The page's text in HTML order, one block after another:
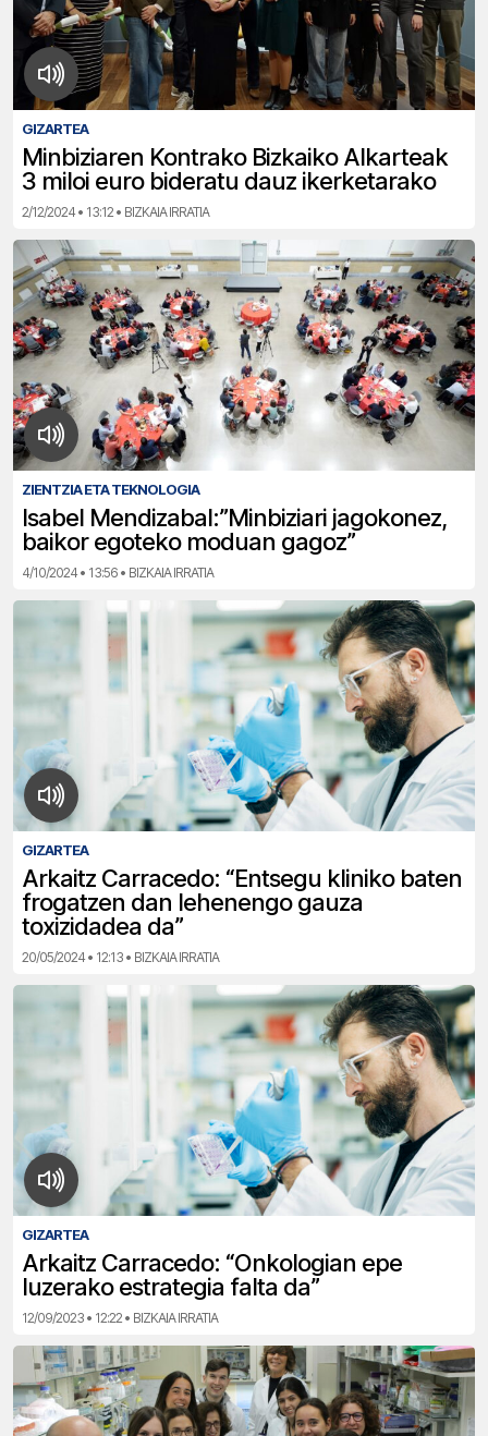
GIZARTEA
Minbiziaren Kontrako Bizkaiko Alkarteak
3 miloi euro bideratu dauz ikerketarako
2/12/2024 • 13:12 • BIZKAIA IRRATIA
ZIENTZIA ETA TEKNOLOGIA
Isabel Mendizabal:”Minbiziari jagokonez,
baikor egoteko moduan gagoz”
4/10/2024 • 13:56 • BIZKAIA IRRATIA
GIZARTEA
Arkaitz Carracedo: “Entsegu kliniko baten
frogatzen dan lehenengo gauza
toxizidadea da”
20/05/2024 • 12:13 • BIZKAIA IRRATIA
GIZARTEA
Arkaitz Carracedo: “Onkologian epe
luzerako estrategia falta da”
12/09/2023 • 12:22 • BIZKAIA IRRATIA